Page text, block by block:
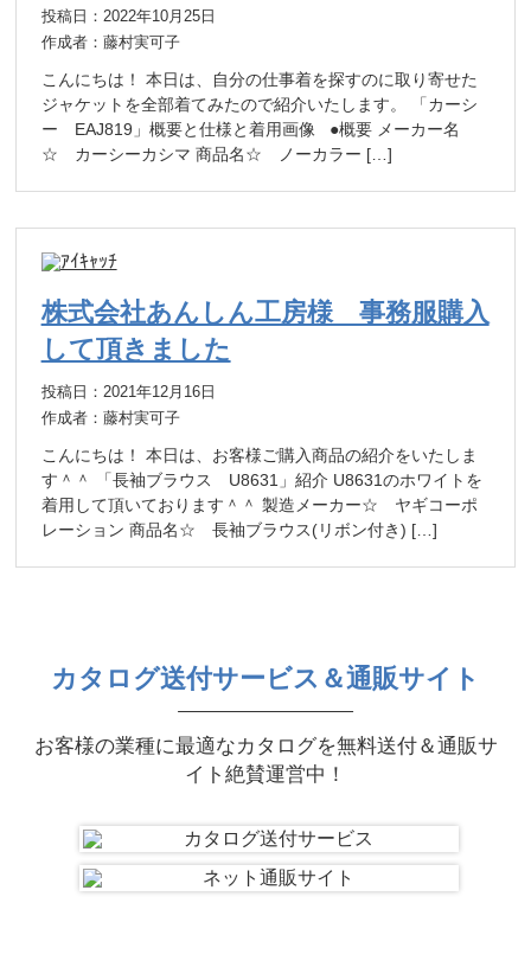
投稿日：2022年10月25日
作成者：藤村実可子
こんにちは！ 本日は、自分の仕事着を探すのに取り寄せた
ジャケットを全部着てみたので紹介いたします。 「カーシ
ー EAJ819」概要と仕様と着用画像 ●概要 メーカー名
☆ カーシーカシマ 商品名☆ ノーカラー […]
株式会社あんしん工房様 事務服購入
して頂きました
投稿日：2021年12月16日
作成者：藤村実可子
こんにちは！ 本日は、お客様ご購入商品の紹介をいたしま
す＾＾ 「長袖ブラウス U8631」紹介 U8631のホワイトを
着用して頂いております＾＾ 製造メーカー☆ ヤギコーポ
レーション 商品名☆ 長袖ブラウス(リボン付き) […]
カタログ送付サービス＆通販サイト
お客様の業種に最適なカタログを無料送付＆通販サ
イト絶賛運営中！